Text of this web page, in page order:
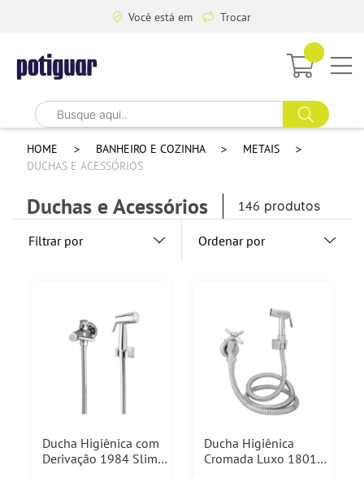
Você está em Trocar
HOME BANHEIRO E COZINHA
METAIS
DUCHAS E ACESSÓRIOS
Duchas e Acessórios 146 produtos
Filtrar por Ordenar por
Ducha Higiênica com
Derivação 1984 Slim
Ducha Higiênica
Cromada Luxo 1801